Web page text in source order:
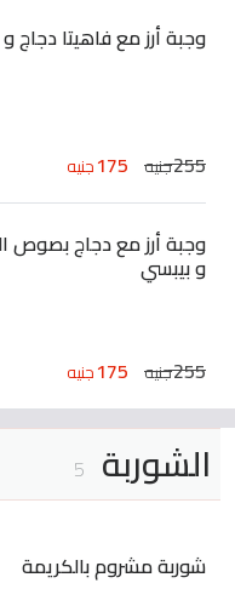
وجبة أرز مع فاهيتا دجاج
255جنيه 175جنيه
وجبة أرز مع دجاج بصوص
و بيبسي
255جنيه 175جنيه
الشوربة 5
شوربة مشروم بالكريمة